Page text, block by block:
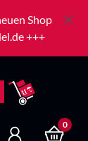
Shop
+++
0